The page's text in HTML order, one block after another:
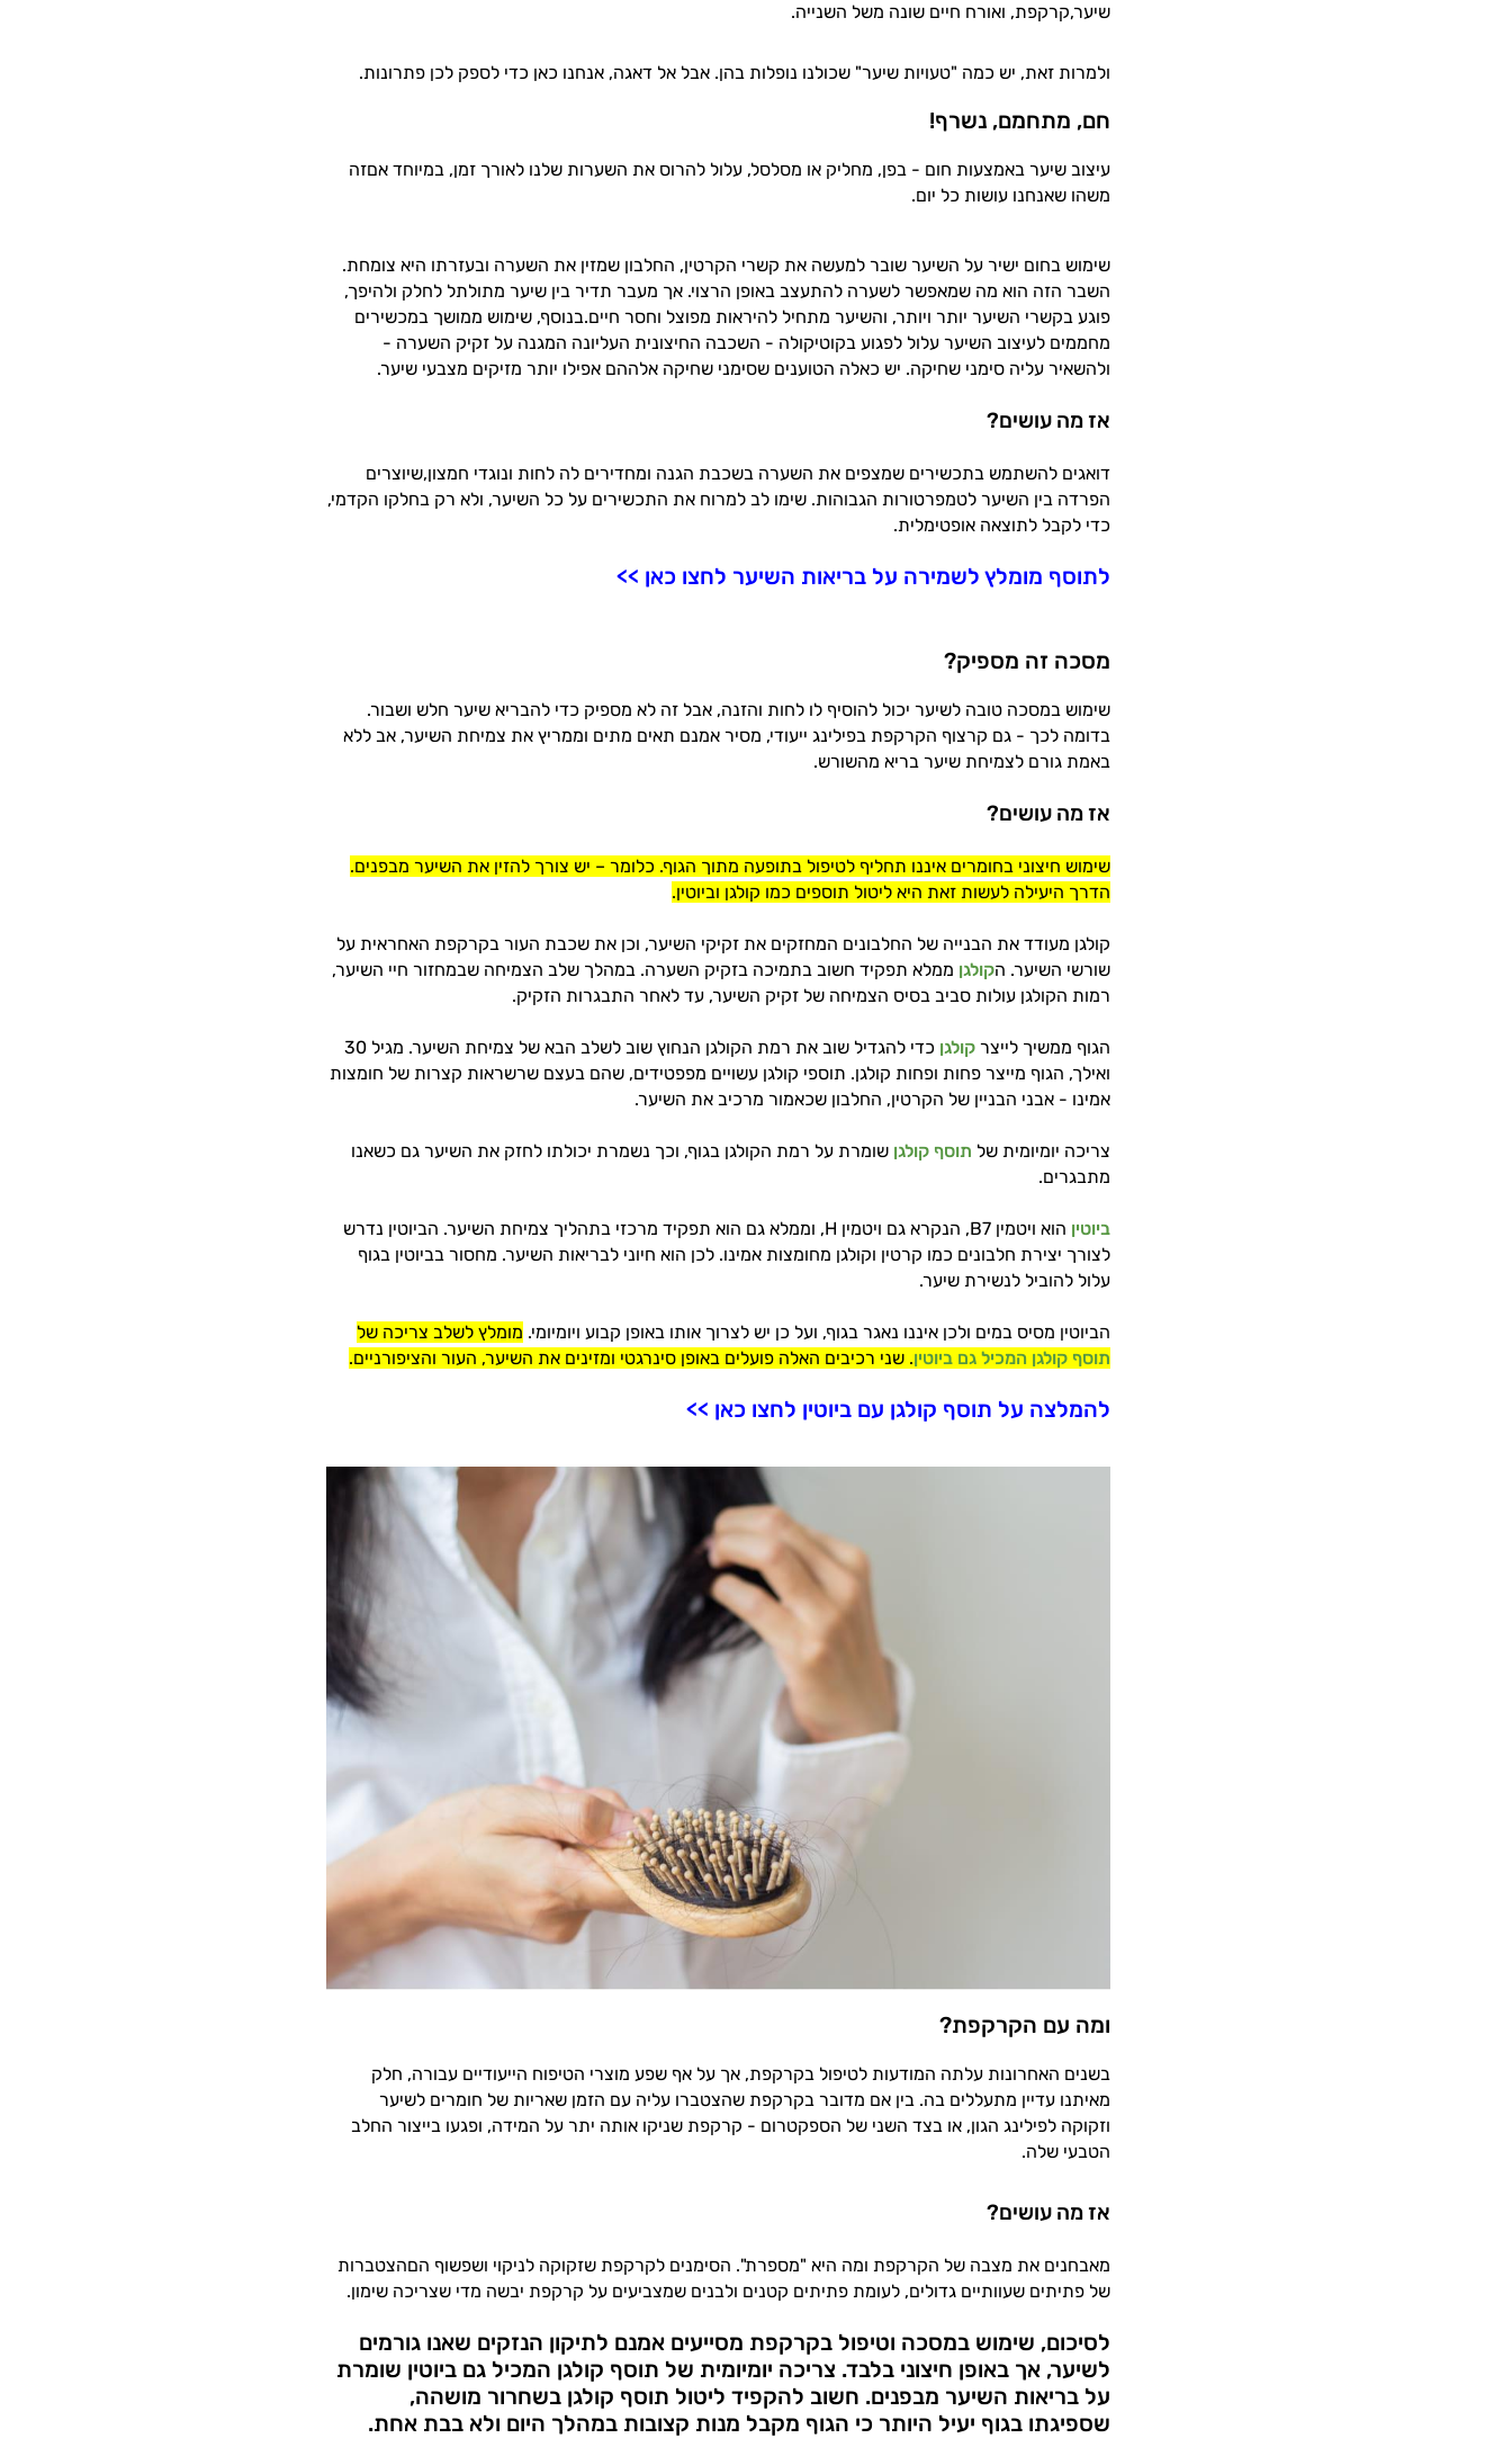
שיער,קרקפת, ואורח חיים שונה משל השנייה.
ולמרות זאת, יש כמה "טעויות שיער" שכולנו נופלות בהן. אבל אל דאגה, אנחנו כאן כדי לספק לכן פתרונות.
חם, מתחמם, נשרף!
עיצוב שיער באמצעות חום - בפן, מחליק או מסלסל, עלול להרוס את השערות שלנו לאורך זמן, במיוחד אםזה
משהו שאנחנו עושות כל יום.
שימוש בחום ישיר על השיער שובר למעשה את קשרי הקרטין, החלבון שמזין את השערה ובעזרתו היא צומחת.
השבר הזה הוא מה שמאפשר לשערה להתעצב באופן הרצוי. אך מעבר תדיר בין שיער מתולתל לחלק ולהיפך,
פוגע בקשרי השיער יותר ויותר, והשיער מתחיל להיראות מפוצל וחסר חיים.בנוסף, שימוש ממושך במכשירים
מחממים לעיצוב השיער עלול לפגוע בקוטיקולה - השכבה החיצונית העליונה המגנה על זקיק השערה -
ולהשאיר עליה סימני שחיקה. יש כאלה הטוענים שסימני שחיקה אלההם אפילו יותר מזיקים מצבעי שיער.
אז מה עושים?
דואגים להשתמש בתכשירים שמצפים את השערה בשכבת הגנה ומחדירים לה לחות ונוגדי חמצון,שיוצרים
הפרדה בין השיער לטמפרטורות הגבוהות. שימו לב למרוח את התכשירים על כל השיער, ולא רק בחלקו הקדמי,
כדי לקבל לתוצאה אופטימלית.
לתוסף מומלץ לשמירה על בריאות השיער לחצו כאן >>
מסכה זה מספיק?
שימוש במסכה טובה לשיער יכול להוסיף לו לחות והזנה, אבל זה לא מספיק כדי להבריא שיער חלש ושבור.
בדומה לכך - גם קרצוף הקרקפת בפילינג ייעודי, מסיר אמנם תאים מתים וממריץ את צמיחת השיער, אב ללא
באמת גורם לצמיחת שיער בריא מהשורש.
אז מה עושים?
שימוש חיצוני בחומרים איננו תחליף לטיפול בתופעה מתוך הגוף. כלומר – יש צורך להזין את השיער מבפנים.
הדרך היעילה לעשות זאת היא ליטול תוספים כמו קולגן וביוטין.
קולגן מעודד את הבנייה של החלבונים המחזקים את זקיקי השיער, וכן את שכבת העור בקרקפת האחראית על
שורשי השיער. הקולגן ממלא תפקיד חשוב בתמיכה בזקיק השערה. במהלך שלב הצמיחה שבמחזור חיי השיער,
רמות הקולגן עולות סביב בסיס הצמיחה של זקיק השיער, עד לאחר התבגרות הזקיק.
הגוף ממשיך לייצר קולגן
כדי להגדיל שוב את רמת הקולגן הנחוץ שוב לשלב הבא של צמיחת השיער. מגיל 30
ואילך, הגוף מייצר פחות ופחות קולגן. תוספי קולגן עשויים מפפטידים, שהם בעצם שרשראות קצרות של חומצות
אמינו - אבני הבניין של הקרטין, החלבון שכאמור מרכיב את השיער.
צריכה יומיומית של תוסף קולגןשומרת על רמת הקולגן בגוף, וכך נשמרת יכולתו לחזק את השיער גם כשאנו
מתבגרים.
ביוטין
הוא ויטמין B7, הנקרא גם ויטמין H, וממלא גם הוא תפקיד מרכזי בתהליך צמיחת השיער. הביוטין נדרש
לצורך יצירת חלבונים כמו קרטין וקולגן מחומצות אמינו. לכן הוא חיוני לבריאות השיער. מחסור בביוטין בגוף
עלול להוביל לנשירת שיער.
הביוטין מסיס במים ולכן איננו נאגר בגוף, ועל כן יש לצרוך אותו באופן קבוע ויומיומי. מומלץ לשלב צריכה של
תוסף קולגן המכיל גם ביוטין. שני רכיבים האלה פועלים באופן סינרגטי ומזינים את השיער, העור והציפורניים.
להמלצה על תוסף קולגן עם ביוטין לחצו כאן >>
ומה עם הקרקפת?
בשנים האחרונות עלתה המודעות לטיפול בקרקפת, אך על אף שפע מוצרי הטיפוח הייעודיים עבורה, חלק
מאיתנו עדיין מתעללים בה. בין אם מדובר בקרקפת שהצטברו עליה עם הזמן שאריות של חומרים לשיער
וזקוקה לפילינג הגון, או בצד השני של הספקטרום - קרקפת שניקו אותה יתר על המידה, ופגעו בייצור החלב
הטבעי שלה.
אז מה עושים?
מאבחנים את מצבה של הקרקפת ומה היא "מספרת". הסימנים לקרקפת שזקוקה לניקוי ושפשוף הםהצטברות
של פתיתים שעוותיים גדולים, לעומת פתיתים קטנים ולבנים שמצביעים על קרקפת יבשה מדי שצריכה שימון.
לסיכום, שימוש במסכה וטיפול בקרקפת מסייעים אמנם לתיקון הנזקים שאנו גורמים
לשיער, אך באופן חיצוני בלבד. צריכה יומיומית של תוסף קולגן המכיל גם ביוטין שומרת
על בריאות השיער מבפנים. חשוב להקפיד ליטול תוסף קולגן בשחרור מושהה,
שספיגתו בגוף יעיל היותר כי הגוף מקבל מנות קצובות במהלך היום ולא בבת אחת.